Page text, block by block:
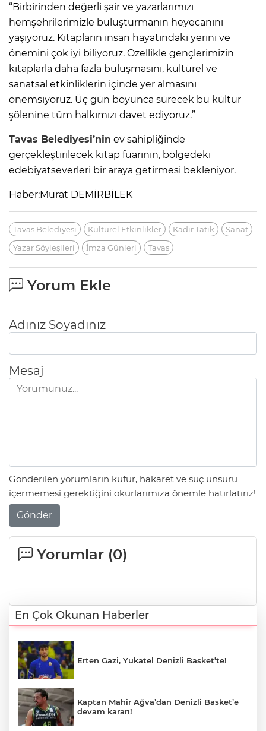
“Birbirinden değerli şair ve yazarlarımızı
hemşehrilerimizle buluşturmanın heyecanını
yaşıyoruz. Kitapların insan hayatındaki yerini ve
önemini çok iyi biliyoruz. Özellikle gençlerimizin
kitaplarla daha fazla buluşmasını, kültürel ve
sanatsal etkinliklerin içinde yer almasını
önemsiyoruz. Üç gün boyunca sürecek bu kültür
şölenine tüm halkımızı davet ediyoruz.”
Tavas Belediyesi’nin ev sahipliğinde
gerçekleştirilecek kitap fuarının, bölgedeki
edebiyatseverleri bir araya getirmesi bekleniyor.
Haber:Murat DEMİRBİLEK
Tavas Belediyesi Kültürel Etkinlikler Kadir Tatık
Sanat
Yazar Söyleşileri
İmza Günleri Tavas
Yorum Ekle
Adınız Soyadınız
Mesaj
Gönderilen yorumların küfür, hakaret ve suç unsuru
içermemesi gerektiğini okurlarımıza önemle hatırlatırız!
Gönder
Yorumlar (0)
En Çok Okunan Haberler
Erten Gazi, Yukatel Denizli Basket’te!
Kaptan Mahir Ağva’dan Denizli Basket’e
devam kararı!